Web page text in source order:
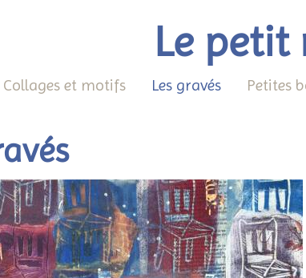
Le petit
Collages et motifs Les gravés Petites